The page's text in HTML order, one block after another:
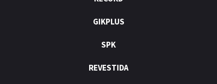
GIKPLUS
SPK
REVESTIDA